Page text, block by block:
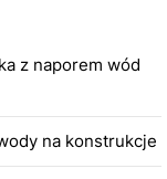
z naporem wód
na konstrukcje